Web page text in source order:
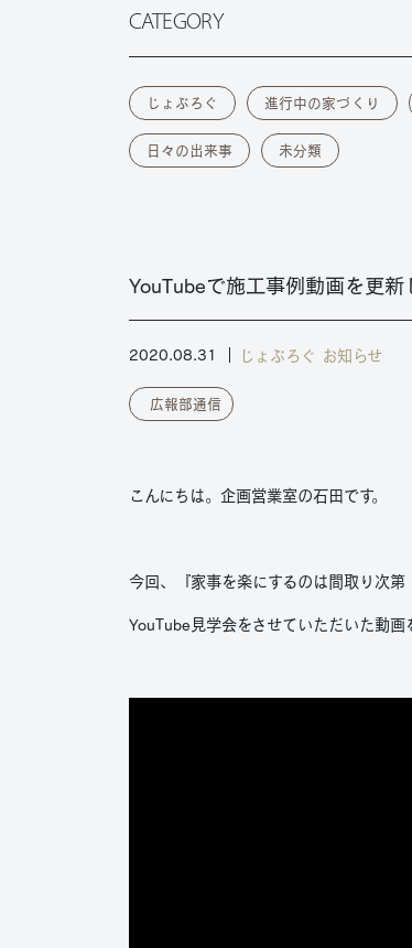
CATEGORY
じょぶろぐ 進行中の家づくり
日々の出来事 未分類
YouTubeで施工事例動画を更新
2020.08.31 じょぶろぐ お知らせ
広報部通信
こんにちは。企画営業室の石田です。
今回、『家事を楽にするのは間取り次
YouTube見学会をさせていただいた動画